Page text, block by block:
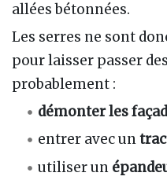
allées bétonnées.
Les serres ne sont
pour laisser passer
probablement :
démonter les
entrer avec un
utiliser un